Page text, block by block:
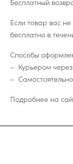
Бесплатный
Если товар вас
бесплатно в
Способы
Курьером
Подробнее на